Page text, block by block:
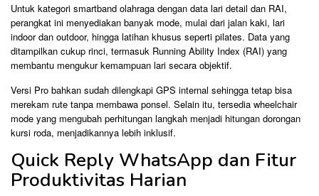
Untuk kategori smartband olahraga dengan data lari detail dan RAI,
perangkat ini menyediakan banyak mode, mulai dari jalan kaki, lari
indoor dan outdoor, hingga latihan khusus seperti pilates. Data yang
ditampilkan cukup rinci, termasuk Running Ability Index (RAI) yang
membantu mengukur kemampuan lari secara objektif.
Versi Pro bahkan sudah dilengkapi GPS internal sehingga tetap bisa
merekam rute tanpa membawa ponsel. Selain itu, tersedia wheelchair
mode yang mengubah perhitungan langkah menjadi hitungan dorongan
kursi roda, menjadikannya lebih inklusif.
Quick Reply WhatsApp dan Fitur
Produktivitas Harian